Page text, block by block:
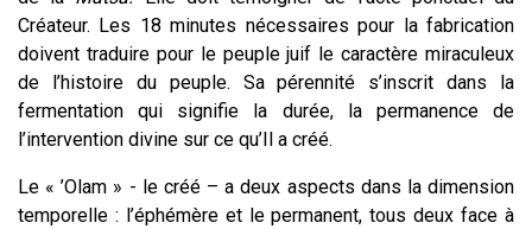
Créateur. Les 18 minutes nécessaires pour la fabrication
doivent traduire pour le peuple juif le caractère miraculeux
de l’histoire du peuple. Sa pérennité s’inscrit dans la
fermentation qui signifie la durée, la permanence de
l’intervention divine sur ce qu’Il a créé.
Le « ’Olam » - le créé – a deux aspects dans la dimension
temporelle : l’éphémère et le permanent, tous deux face à